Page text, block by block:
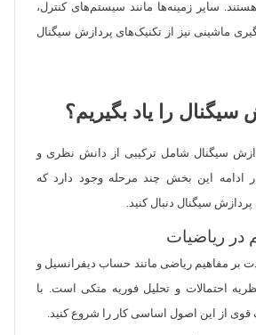
سایر زمینه‌ها مانند سیستم‌های کنترل،
ماشینی نیز از تکنیک‌های پردازش سیگنال
سیگنال را یاد بگیریم؟
سیگنال شامل ترکیبی از دانش نظری و
ادامه این بخش چند مرحله وجود دارد که
پردازش سیگنال دنبال کنید.
ریاضیات
بر مفاهیم ریاضی مانند حساب دیفرانسیل و
احتمالات و تحلیل فوریه متکی است. با
قوی از این اصول اساسی کار را شروع کنید.